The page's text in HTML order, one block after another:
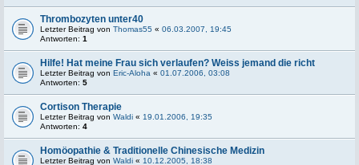
Thrombozyten unter40
Letzter Beitrag von Thomas55 « 06.03.2007, 19:45
Antworten: 1
Hilfe! Hat meine Frau sich verlaufen? Weiss jemand die richt
Letzter Beitrag von Eric-Aloha « 01.07.2006, 03:08
Antworten: 5
Cortison Therapie
Letzter Beitrag von Waldi « 19.01.2006, 19:35
Antworten: 4
Homöopathie & Traditionelle Chinesische Medizin
Letzter Beitrag von Waldi « 10.12.2005, 18:38